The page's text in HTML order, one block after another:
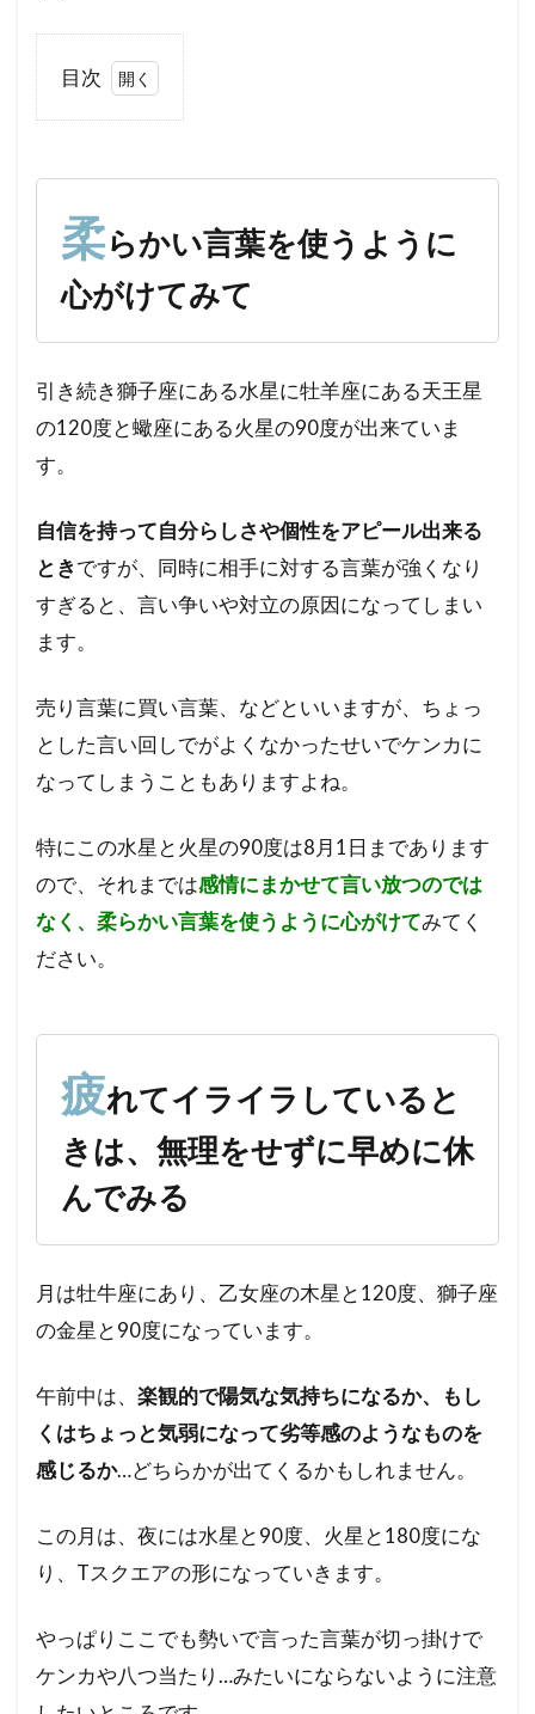
目次
い
言
葉
を
使
う
う
に
心
が
て
み
て
2
疲れ
ラし
てい
き
無理
ずに
早め
んで
柔らかい言葉を使うように
心がけてみて
引き続き獅子座にある水星に牡羊座にある天王星
の120度と蠍座にある火星の90度が出来ていま
す。
自信を持って自分らしさや個性をアピール出来る
ときですが、同時に相手に対する言葉が強くなり
すぎると、言い争いや対立の原因になってしまい
ます。
売り言葉に買い言葉、などといいますが、ちょっ
とした言い回しでがよくなかったせいでケンカに
なってしまうこともありますよね。
特にこの水星と火星の90度は8月1日まであります
ので、それまでは感情にまかせて言い放つのでは
なく、柔らかい言葉を使うように心がけてみてく
ださい。
疲れてイライラしていると
きは、無理をせずに早めに休
んでみる
月は牡牛座にあり、乙女座の木星と120度、獅子座
の金星と90度になっています。
午前中は、 楽観的で陽気な気持ちになるか、もし
くはちょっと気弱になって劣等感のようなものを
感じるか…どちらかが出てくるかもしれません。
この月は、夜には水星と90度、火星と180度にな
り、Tスクエアの形になっていきます。
やっぱりここでも勢いで言った言葉が切っ掛けで
ケンカや八つ当たり…みたいにならないように注意